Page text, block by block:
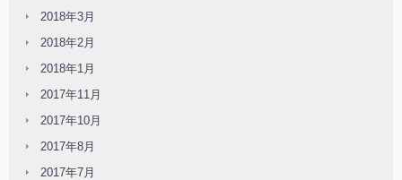
2018年3月
2018年2月
2018年1月
2017年11月
2017年10月
2017年8月
2017年7月